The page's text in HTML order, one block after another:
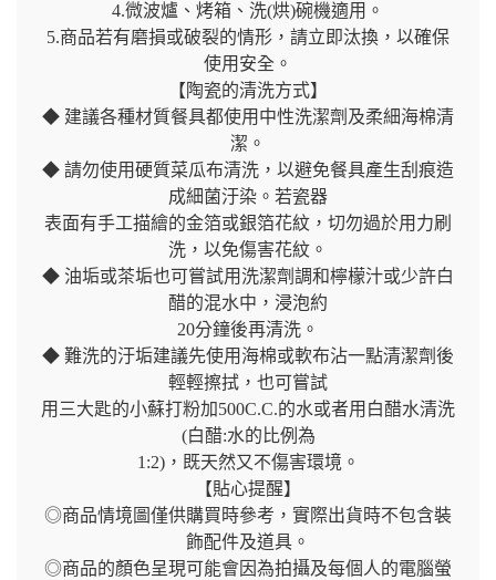
4.微波爐、烤箱、洗(烘)碗機適用。
5.商品若有磨損或破裂的情形，請立即汰換，以確保
使用安全。
【陶瓷的清洗方式】
◆ 建議各種材質餐具都使用中性洗潔劑及柔細海棉清
潔。
◆ 請勿使用硬質菜瓜布清洗，以避免餐具產生刮痕造
成細菌汙染。若瓷器
表面有手工描繪的金箔或銀箔花紋，切勿過於用力刷
洗，以免傷害花紋。
◆ 油垢或茶垢也可嘗試用洗潔劑調和檸檬汁或少許白
醋的混水中，浸泡約
20分鐘後再清洗。
◆ 難洗的汙垢建議先使用海棉或軟布沾一點清潔劑後
輕輕擦拭，也可嘗試
用三大匙的小蘇打粉加500C.C.的水或者用白醋水清洗
(白醋:水的比例為
1:2)，既天然又不傷害環境。
【貼心提醒】
◎商品情境圖僅供購買時參考，實際出貨時不包含裝
飾配件及道具。
◎商品的顏色呈現可能會因為拍攝及每個人的電腦螢